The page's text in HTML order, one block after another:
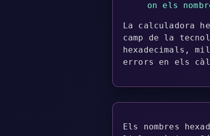
on els
La calculadora
camp de la
hexadecimals,
errors en els
Els nombres